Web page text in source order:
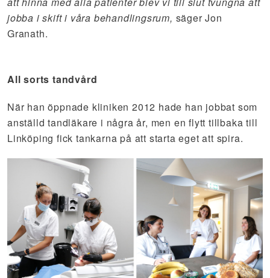
jobba i skift i våra behandlingsrum, säger Jon
Granath.
All sorts tandvård
När han öppnade kliniken 2012 hade han jobbat som
anställd tandläkare i några år, men en flytt tillbaka till
Linköping fick tankarna på att starta eget att spira.